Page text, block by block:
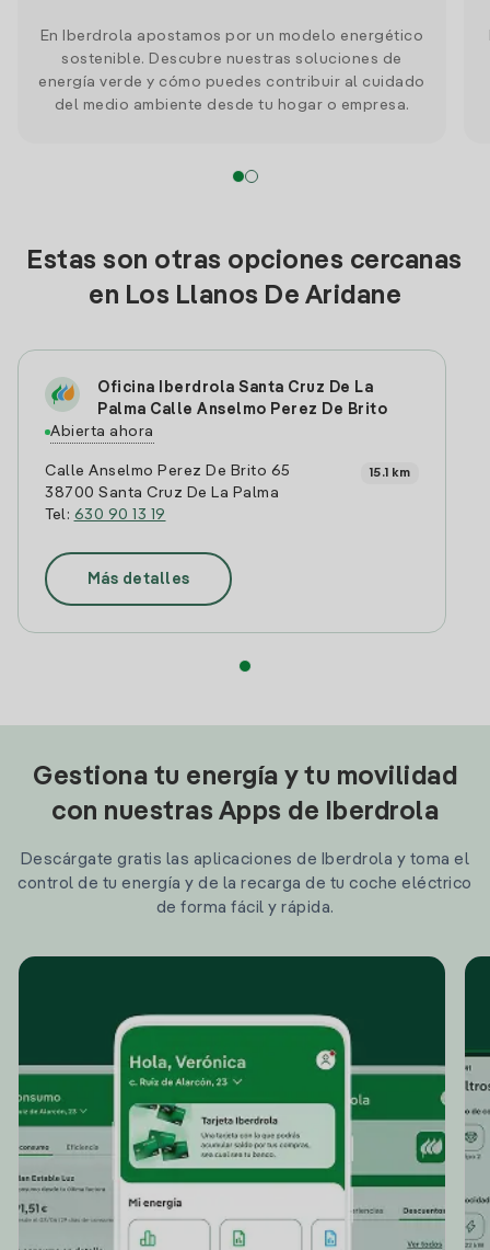
En Iberdrola apostamos por un modelo energético
sostenible. Descubre nuestras soluciones de
energía verde y cómo puedes contribuir al cuidado
del medio ambiente desde tu hogar o empresa.
Estas son otras opciones cercanas
en Los Llanos De Aridane
Oficina Iberdrola Santa Cruz De La
Palma Calle Anselmo Perez De Brito
Abierta ahora
Calle Anselmo Perez De Brito 65
38700 Santa Cruz De La Palma
Tel: 630 90 13 19
15.1 km
Más detalles
Gestiona tu energía y tu movilidad
con nuestras Apps de Iberdrola
Descárgate gratis las aplicaciones de Iberdrola y toma el
control de tu energía y de la recarga de tu coche eléctrico
de forma fácil y rápida.